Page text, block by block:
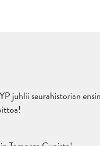
juhlii seurahistorian